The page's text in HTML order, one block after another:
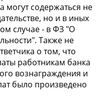
могут содержаться не
но и в иных
случае - в ФЗ "О
Также не
о том, что
работникам банка
вознаграждения и
было произведено